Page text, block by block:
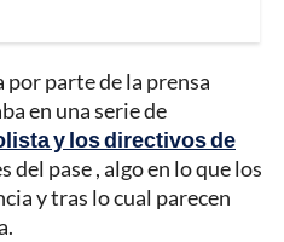
por parte de la prensa
en una serie de
y los directivos de
del pase , algo en lo que los
y tras lo cual parecen